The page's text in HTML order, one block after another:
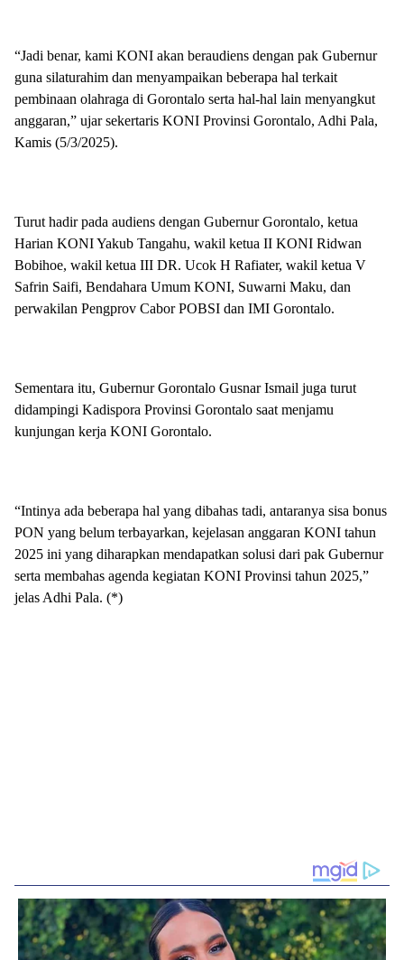
“Jadi benar, kami KONI akan beraudiens dengan pak Gubernur
guna silaturahim dan menyampaikan beberapa hal terkait
pembinaan olahraga di Gorontalo serta hal-hal lain menyangkut
anggaran,” ujar sekertaris KONI Provinsi Gorontalo, Adhi Pala,
Kamis (5/3/2025).
Turut hadir pada audiens dengan Gubernur Gorontalo, ketua
Harian KONI Yakub Tangahu, wakil ketua II KONI Ridwan
Bobihoe, wakil ketua III DR. Ucok H Rafiater, wakil ketua V
Safrin Saifi, Bendahara Umum KONI, Suwarni Maku, dan
perwakilan Pengprov Cabor POBSI dan IMI Gorontalo.
Sementara itu, Gubernur Gorontalo Gusnar Ismail juga turut
didampingi Kadispora Provinsi Gorontalo saat menjamu
kunjungan kerja KONI Gorontalo.
“Intinya ada beberapa hal yang dibahas tadi, antaranya sisa bonus
PON yang belum terbayarkan, kejelasan anggaran KONI tahun
2025 ini yang diharapkan mendapatkan solusi dari pak Gubernur
serta membahas agenda kegiatan KONI Provinsi tahun 2025,”
jelas Adhi Pala. (*)